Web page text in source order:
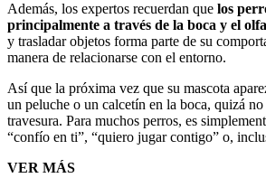
Además, los expertos recuerdan que los
principalmente a través de la boca y el
y trasladar objetos forma parte de su
manera de relacionarse con el entorno.
Así que la próxima vez que su mascota
un peluche o un calcetín en la boca, quizá no
travesura. Para muchos perros, es
“confío en ti”, “quiero jugar contigo” o,
VER MÁS